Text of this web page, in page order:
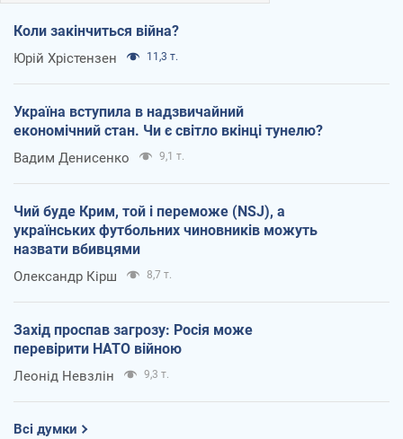
Коли закінчиться війна?
Юрій Хрістензен 11,3 т.
Україна вступила в надзвичайний
економічний стан. Чи є світло вкінці тунелю?
Вадим Денисенко 9,1 т.
Чий буде Крим, той і переможе (NSJ), а
українських футбольних чиновників можуть
назвати вбивцями
Олександр Кірш 8,7 т.
Захід проспав загрозу: Росія може
перевірити НАТО війною
Леонід Невзлін 9,3 т.
Всі думки